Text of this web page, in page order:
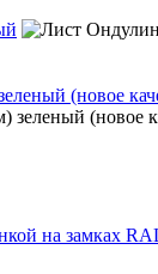
(новое
на замках